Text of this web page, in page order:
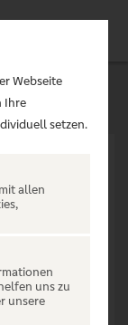
Webseite
Ihre
setzen.
allen
uns zu
unsere